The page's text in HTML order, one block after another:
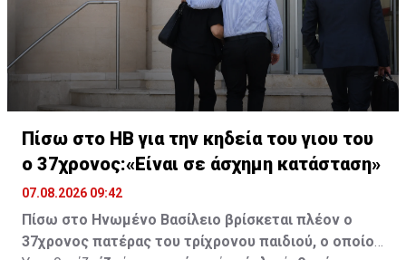
Συμβούλια των Ημικρατικών Οργανισμών
Πηγή: ΚΥΠΕ
Πίσω στο ΗΒ για την κηδεία του γιου του
ο 37χρονος:«Είναι σε άσχημη κατάσταση»
07.08.2026 09:42
Πίσω στο Ηνωμένο Βασίλειο βρίσκεται πλέον ο
37χρονος πατέρας του τρίχρονου παιδιού, ο οποίος